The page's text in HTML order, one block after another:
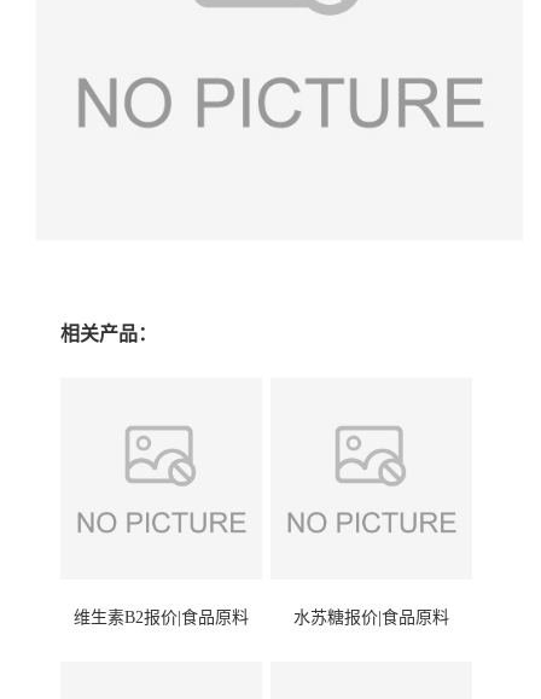
相关产品：
维生素B2报价|食品原料 水苏糖报价|食品原料